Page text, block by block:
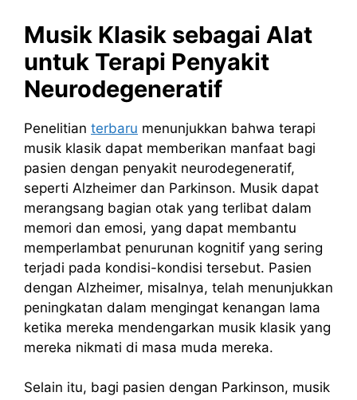
Musik Klasik sebagai Alat
untuk Terapi Penyakit
Neurodegeneratif
Penelitian terbaru menunjukkan bahwa terapi
musik klasik dapat memberikan manfaat bagi
pasien dengan penyakit neurodegeneratif,
seperti Alzheimer dan Parkinson. Musik dapat
merangsang bagian otak yang terlibat dalam
memori dan emosi, yang dapat membantu
memperlambat penurunan kognitif yang sering
terjadi pada kondisi-kondisi tersebut. Pasien
dengan Alzheimer, misalnya, telah menunjukkan
peningkatan dalam mengingat kenangan lama
ketika mereka mendengarkan musik klasik yang
mereka nikmati di masa muda mereka.
Selain itu, bagi pasien dengan Parkinson, musik